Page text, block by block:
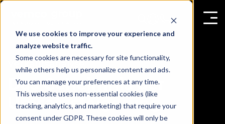
We use cookies to improve your experience and
analyze website traffic.
Some cookies are necessary for site functionality,
while others help us personalize content and ads.
You can manage your preferences at any time.
This website uses non-essential cookies (like
tracking, analytics, and marketing) that require your
consent under GDPR. These cookies will only be
Verkaufsanalyse
Das Geheimnis der
Umsatzsteigerung